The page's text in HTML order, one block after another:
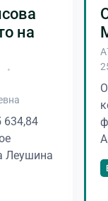
на
Леушина